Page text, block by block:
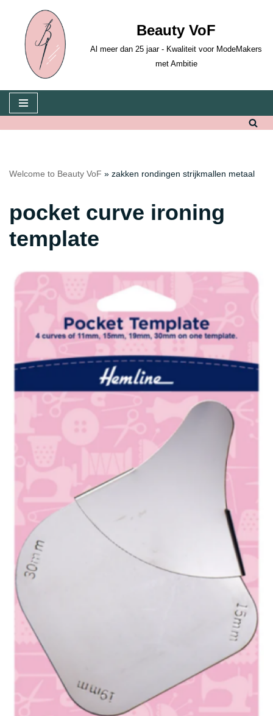
Skip
content
Beauty VoF
Al meer dan 25 jaar - Kwaliteit voor ModeMakers
met Ambitie
Welcome to Beauty VoF » zakken rondingen strijkmallen metaal
pocket curve ironing
template